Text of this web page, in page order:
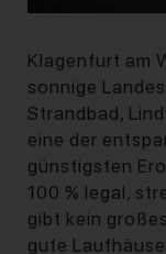
Klagenfurt am
sonnige
Strandbad,
eine der
günstigsten
100 % legal,
gibt kein
gute